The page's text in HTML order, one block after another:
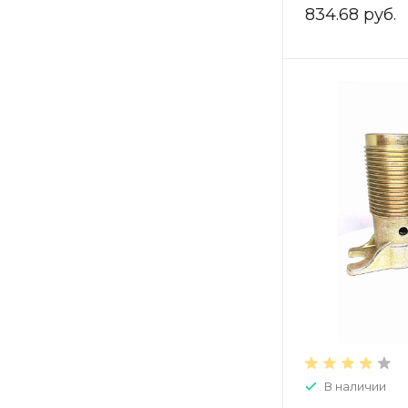
834.68 руб.
В наличии